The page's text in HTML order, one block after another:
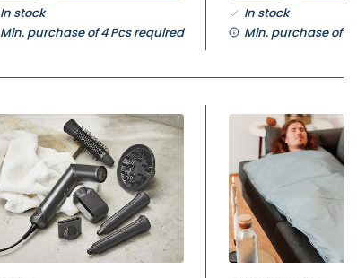
In stock
Min. purchase of 4 Pcs required
In stock
Min. purchase of 4